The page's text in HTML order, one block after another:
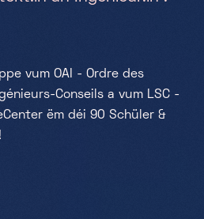
vum OAI - Ordre des
Conseils a vum LSC -
ëm déi 90 Schüler &